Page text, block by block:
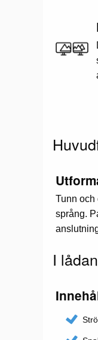
Tunn och
språng.
I lådan